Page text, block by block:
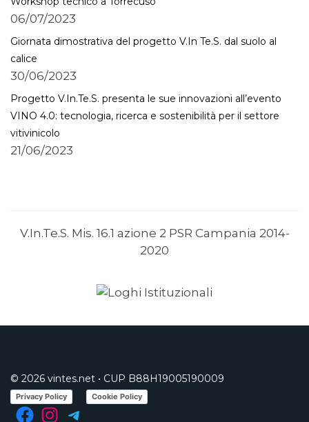
06/07/2023
Giornata dimostrativa del progetto V.In Te.S. dal suolo al
calice
30/06/2023
Progetto V.In.Te.S. presenta le sue innovazioni all’evento
VINO 4.0: tecnologia, ricerca e sostenibilità per il settore
vitivinicolo
21/06/2023
V.In.Te.S. Mis. 16.1 azione 2 PSR Campania 2014-
2020
© 2026 vintes.net • CUP B88H19005190009
Privacy Policy Cookie Policy